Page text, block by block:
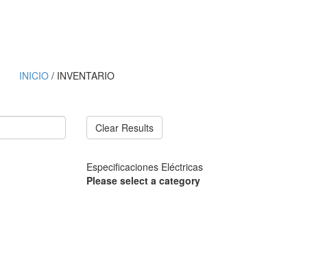
INICIO / INVENTARIO
Clear Results
Especificaciones Eléctricas
Please select a category